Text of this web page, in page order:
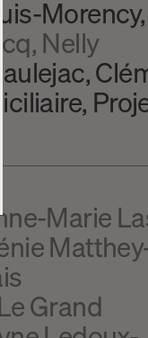
Nelly
Marie
Grand